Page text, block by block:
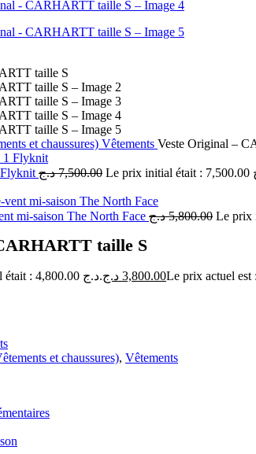
et chaussures) Vêtements Veste Original –
7,500.00 د.ج
mi-saison The North Face 5,800.00 د.ج
taille S
Le prix initial était : 4,800.00 د.ج. 3,800.00 د.ج
et chaussures), Vêtements